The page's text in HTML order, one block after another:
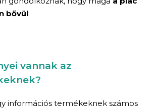
bővül.
vannak az
információs termékeknek számos